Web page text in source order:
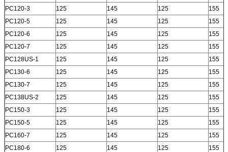
PC120-3
125 145 125
155
PC120-5
125 145 125
155
PC120-6
125 145 125
155
PC120-7
125 145 125
155
PC128US-1
125 145 125
155
PC130-6
125 145 125
155
PC130-7
125 145 125
155
PC138US-2
125 145 125
155
PC150-3
125 145 125
155
PC150-5
125 145 125
155
PC160-7
125 145 125
155
PC180-6
125 145 125
155